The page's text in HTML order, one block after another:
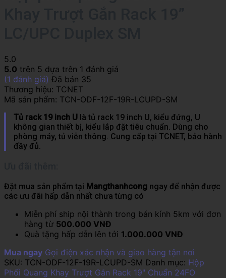
5.0
5.0 trên 5 dựa trên 1 đánh giá
(1 đánh giá) Đã bán 35
Thương hiệu: TCNET
Mã sản phẩm: TCN-ODF-12F-19R-LCUPD-SM
Tủ rack 19 inch U là tủ rack 19 inch U, kiểu đứng, U
không gian thiết bị, kiểu lắp đặt tiêu chuẩn. Dùng cho
phòng máy, tủ viễn thông. Cung cấp tại TCNET, bảo hành
đầy đủ.
Đặt mua sản phẩm tại Mangthanhcong ngay để nhận được
các ưu đãi hấp dẫn nhất chưa từng có
Miễn phí ship nội thành trong bán kính 5km với đơn
hàng từ 500.000 VNĐ
Quà tặng hấp dẫn lên tới 1.000.000 VNĐ
Mua ngay Gọi điện xác nhận và giao hàng tận nơi
SKU: TCN-ODF-12F-19R-LCUPD-SM Danh mục: Hộp
Phối Quang Khay Trượt Gắn Rack 19" Chuẩn 24FO